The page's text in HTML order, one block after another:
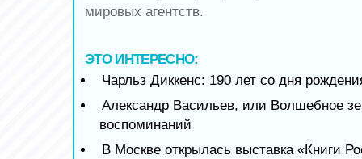
мировых агентств.
ЭТО ИНТЕРЕСНО:
Чарльз Диккенс: 190 лет со дня
Александр Васильев, или Волшебное
воспоминаний
В Москве открылась выставка «Книги